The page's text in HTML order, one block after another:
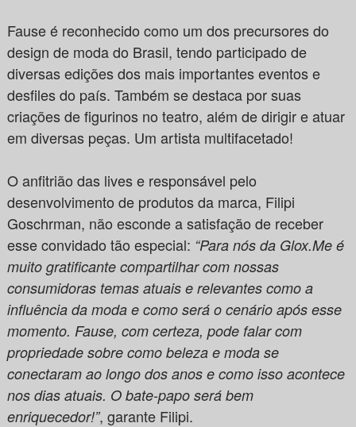
Fause é reconhecido como um dos precursores do
design de moda do Brasil, tendo participado de
diversas edições dos mais importantes eventos e
desfiles do país. Também se destaca por suas
criações de figurinos no teatro, além de dirigir e atuar
em diversas peças. Um artista multifacetado!
O anfitrião das lives e responsável pelo
desenvolvimento de produtos da marca, Filipi
Goschrman, não esconde a satisfação de receber
esse convidado tão especial: “Para nós da Glox.Me é
muito gratificante compartilhar com nossas
consumidoras temas atuais e relevantes como a
influência da moda e como será o cenário após esse
momento. Fause, com certeza, pode falar com
propriedade sobre como beleza e moda se
conectaram ao longo dos anos e como isso acontece
nos dias atuais. O bate-papo será bem
enriquecedor!”, garante Filipi.